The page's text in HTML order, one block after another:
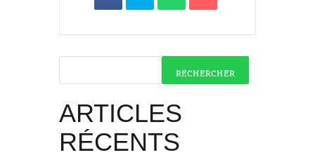
RECHERCHER
ARTICLES
RÉCENTS